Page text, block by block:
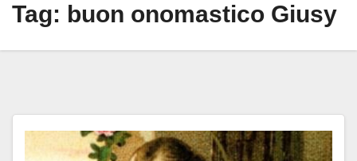
Tag: buon onomastico Giusy